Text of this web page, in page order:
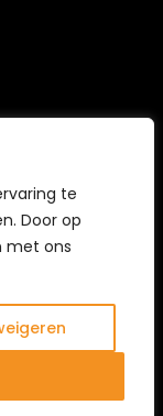
te
Door op
met ons